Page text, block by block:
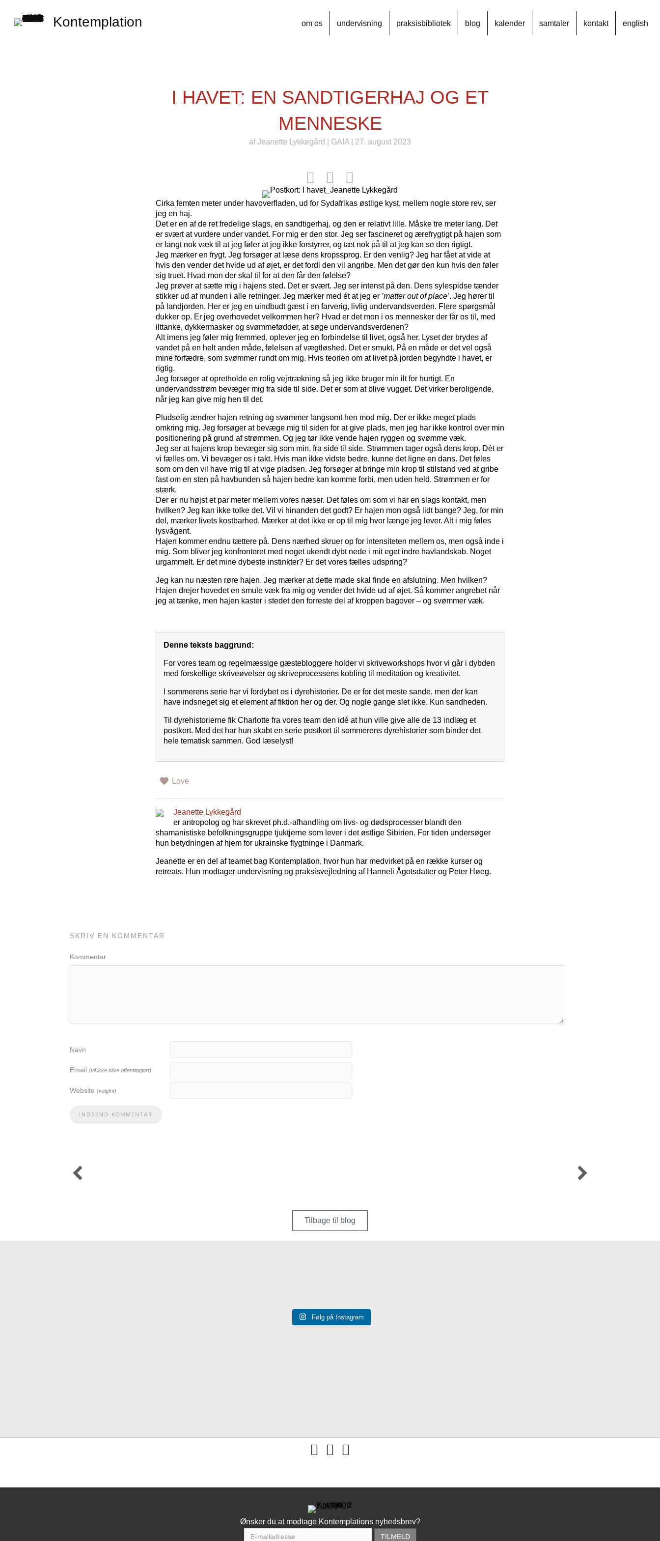
Kontemplation om os undervisning praksisbibliotek blog kalender samtaler kontakt english
I HAVET: EN SANDTIGERHAJ OG ET
MENNESKE
afJeanette Lykkegård GAIA | 27. august 2023
Cirka femten meter under havoverfladen, ud for Sydafrikas østlige kyst, mellem nogle store rev, ser
jeg en haj.
Det er en af de ret fredelige slags, en sandtigerhaj, og den er relativt lille. Måske tre meter lang. Det
er svært at vurdere under vandet. For mig er den stor. Jeg ser fascineret og ærefrygtigt på hajen som
er langt nok væk til at jeg føler at jeg ikke forstyrrer, og tæt nok på til at jeg kan se den rigtigt.
Jeg mærker en frygt. Jeg forsøger at læse dens kropssprog. Er den venlig? Jeg har fået at vide at
hvis den vender det hvide ud af øjet, er det fordi den vil angribe. Men det gør den kun hvis den føler
sig truet. Hvad mon der skal til for at den får den følelse?
Jeg prøver at sætte mig i hajens sted. Det er svært. Jeg ser intenst på den. Dens sylespidse tænder
stikker ud af munden i alle retninger. Jeg mærker med ét at jeg er ’matter out of place’. Jeg hører til
på landjorden. Her er jeg en uindbudt gæst i en farverig, livlig undervandsverden. Flere spørgsmål
dukker op. Er jeg overhovedet velkommen her? Hvad er det mon i os mennesker der får os til, med
ilttanke, dykkermasker og svømmefødder, at søge undervandsverdenen?
Alt imens jeg føler mig fremmed, oplever jeg en forbindelse til livet, også her. Lyset der brydes af
vandet på en helt anden måde, følelsen af vægtløshed. Det er smukt. På en måde er det vel også
mine forfædre, som svømmer rundt om mig. Hvis teorien om at livet på jorden begyndte i havet, er
rigtig.
Jeg forsøger at opretholde en rolig vejrtrækning så jeg ikke bruger min ilt for hurtigt. En
undervandsstrøm bevæger mig fra side til side. Det er som at blive vugget. Det virker beroligende,
når jeg kan give mig hen til det.
Pludselig ændrer hajen retning og svømmer langsomt hen mod mig. Der er ikke meget plads
omkring mig. Jeg forsøger at bevæge mig til siden for at give plads, men jeg har ikke kontrol over min
positionering på grund af strømmen. Og jeg tør ikke vende hajen ryggen og svømme væk.
Jeg ser at hajens krop bevæger sig som min, fra side til side. Strømmen tager også dens krop. Dét er
vi fælles om. Vi bevæger os i takt. Hvis man ikke vidste bedre, kunne det ligne en dans. Det føles
som om den vil have mig til at vige pladsen. Jeg forsøger at bringe min krop til stilstand ved at gribe
fast om en sten på havbunden så hajen bedre kan komme forbi, men uden held. Strømmen er for
stærk.
Der er nu højst et par meter mellem vores næser. Det føles om som vi har en slags kontakt, men
hvilken? Jeg kan ikke tolke det. Vil vi hinanden det godt? Er hajen mon også lidt bange? Jeg, for min
del, mærker livets kostbarhed. Mærker at det ikke er op til mig hvor længe jeg lever. Alt i mig føles
lysvågent.
Hajen kommer endnu tættere på. Dens nærhed skruer op for intensiteten mellem os, men også inde i
mig. Som bliver jeg konfronteret med noget ukendt dybt nede i mit eget indre havlandskab. Noget
urgammelt. Er det mine dybeste instinkter? Er det vores fælles udspring?
Jeg kan nu næsten røre hajen. Jeg mærker at dette møde skal finde en afslutning. Men hvilken?
Hajen drejer hovedet en smule væk fra mig og vender det hvide ud af øjet. Så kommer angrebet når
jeg at tænke, men hajen kaster i stedet den forreste del af kroppen bagover – og svømmer væk.
Denne teksts baggrund:
For vores team og regelmæssige gæstebloggere holder vi skriveworkshops hvor vi går i dybden
med forskellige skriveøvelser og skriveprocessens kobling til meditation og kreativitet.
I sommerens serie har vi fordybet os i dyrehistorier. De er for det meste sande, men der kan
have indsneget sig et element af fiktion her og der. Og nogle gange slet ikke. Kun sandheden.
Til dyrehistorierne fik Charlotte fra vores team den idé at hun ville give alle de 13 indlæg et
postkort. Med det har hun skabt en serie postkort til sommerens dyrehistorier som binder det
hele tematisk sammen. God læselyst!
Love
Jeanette Lykkegård
er antropolog og har skrevet ph.d.-afhandling om livs- og dødsprocesser blandt den
shamanistiske befolkningsgruppe tjuktjerne som lever i det østlige Sibirien. For tiden undersøger
hun betydningen af hjem for ukrainske flygtninge i Danmark.
Jeanette er en del af teamet bag Kontemplation, hvor hun har medvirket på en række kurser og
retreats. Hun modtager undervisning og praksisvejledning af Hanneli Ågotsdatter og Peter Høeg.
SKRIV EN KOMMENTAR
Kommentar
Navn
Email (vil ikke blive offentliggjort)
Website (valgfrit)
Tilbage til blog
Følg på Instagram
You tube
Ønsker du at modtage Kontemplations nyhedsbrev?